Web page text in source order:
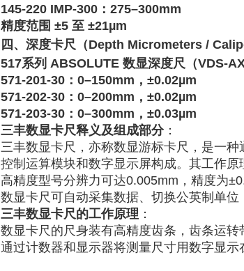
145-220 IMP-300 ‌：275–300mm
精度范围 ±5 至 ±21µm ‌‌
四、深度卡尺（Depth Micrometers /
517系列 ABSOLUTE 数显深度尺（VDS-
571-201-30 ‌：0–150mm，±0.02µm
571-202-30 ‌：0–200mm，±0.02µm
571-203-30 ‌：0–300mm，±0.03µm
三丰数显卡尺释义及组成部分 ：
三丰数显卡尺，亦称数显游标卡尺，是一
控制运算模块和数字显示屏构成。其工作
高精度型号分辨力可达0.005mm，精度为
数显卡尺可自动采集数据、切换公英制单
三丰数显卡尺的工作原理 ：
数显卡尺的尺身装有高精度齿条，齿条运
通过计数器和显示器将测量尺寸用数字显示